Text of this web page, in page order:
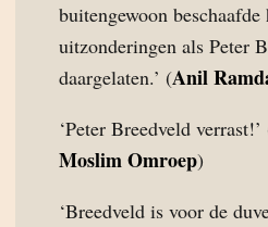
buitengewoon beschaafde
uitzonderingen als Peter
daargelaten.’ (Anil
‘Peter Breedveld verrast!’
Moslim Omroep)
‘Breedveld is voor de